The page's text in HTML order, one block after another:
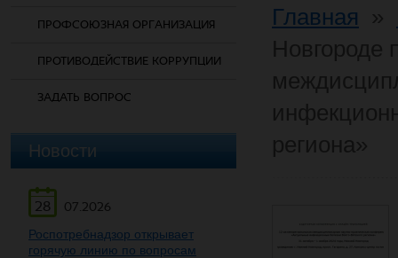
ПРОФСОЮЗНАЯ ОРГАНИЗАЦИЯ
ПРОТИВОДЕЙСТВИЕ КОРРУПЦИИ
ЗАДАТЬ ВОПРОС
Новости
28
07.2026
Роспотребнадзор открывает
горячую линию по вопросам
Главная